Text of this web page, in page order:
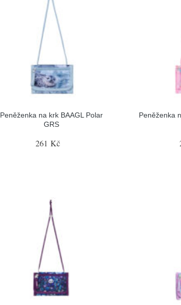
Peněženka na krk BAAGL Polar
GRS
261 Kč
Peněženka